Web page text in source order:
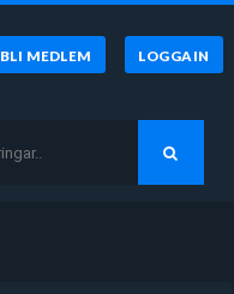
BLI MEDLEM LOGGA IN